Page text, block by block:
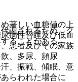
謝されるため、ク
ることがある
著しい血糖値の上
病性昏睡及び低血
患者及びその家族
、多尿、頻尿
、振戦、傾眠、意
らわれた場合に